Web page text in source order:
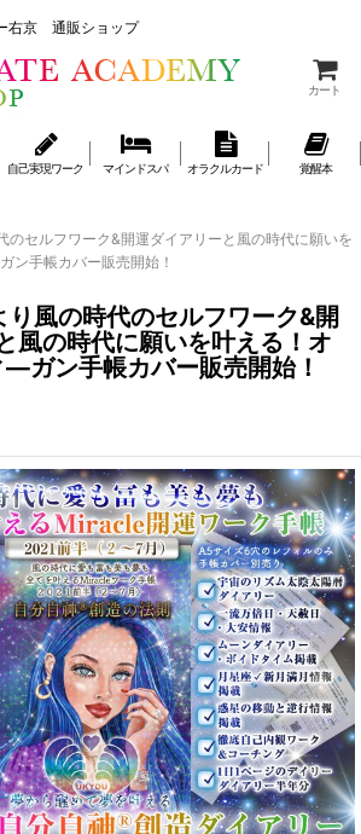
右京 通販ショップ
カート
自己実現ワーク マインドスパ オラクルカード 覚醒本
のセルフワーク&開運ダイアリーと風の時代に願いを
ン手帳カバー販売開始！
風の時代のセルフワーク&開
風の時代に願いを叶える！オ
―ガン手帳カバー販売開始！